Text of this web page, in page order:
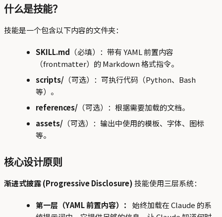
什么是技能？
技能是一个包含以下内容的文件夹：
SKILL.md （必填）：带有 YAML 前置内容
（frontmatter）的 Markdown 格式指令。
scripts/ （可选）：可执行代码（Python、Bash
等）。
references/ （可选）：根据需要加载的文档。
assets/ （可选）：输出中使用的模板、字体、图标
等。
核心设计原则
渐进式披露 (Progressive Disclosure) 技能使用三层系统：
第一层（YAML 前置内容）：
始终加载在 Claude 的系